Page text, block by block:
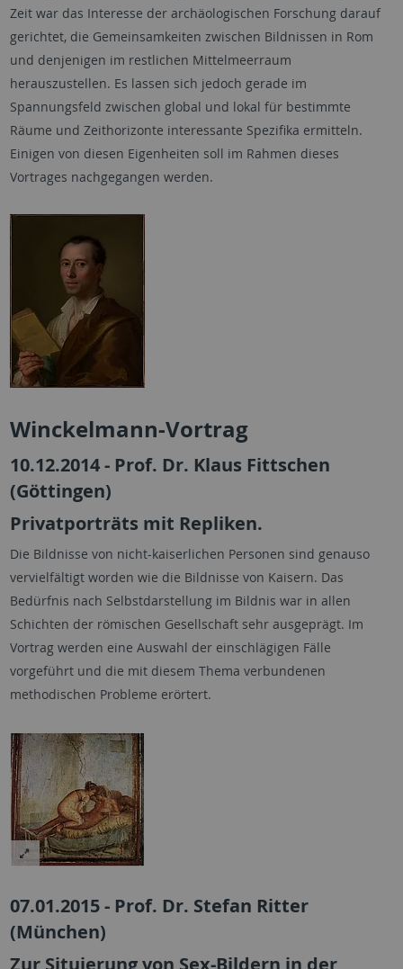
Zeit war das Interesse der archäologischen Forschung darauf
gerichtet, die Gemeinsamkeiten zwischen Bildnissen in Rom
und denjenigen im restlichen Mittelmeerraum
herauszustellen. Es lassen sich jedoch gerade im
Spannungsfeld zwischen global und lokal für bestimmte
Räume und Zeithorizonte interessante Spezifika ermitteln.
Einigen von diesen Eigenheiten soll im Rahmen dieses
Vortrages nachgegangen werden.
Winckelmann-Vortrag
10.12.2014 - Prof. Dr. Klaus Fittschen
(Göttingen)
Privatporträts mit Repliken.
Die Bildnisse von nicht-kaiserlichen Personen sind genauso
vervielfältigt worden wie die Bildnisse von Kaisern. Das
Bedürfnis nach Selbstdarstellung im Bildnis war in allen
Schichten der römischen Gesellschaft sehr ausgeprägt. Im
Vortrag werden eine Auswahl der einschlägigen Fälle
vorgeführt und die mit diesem Thema verbundenen
methodischen Probleme erörtert.
07.01.2015 - Prof. Dr. Stefan Ritter
(München)
Zur Situierung von Sex-Bildern in der